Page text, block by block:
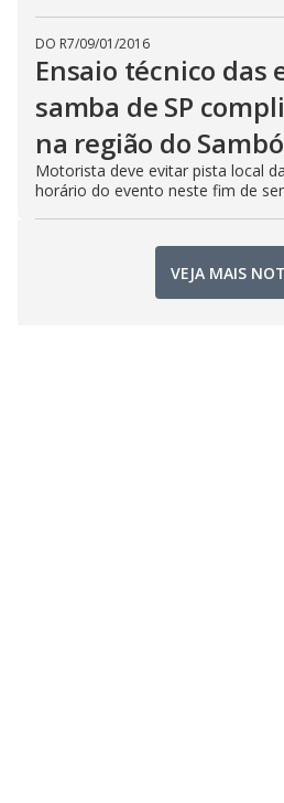
DO R7/09/01/2016
Ensaio técnico das
samba de SP
na região do
Motorista deve evitar pista local
horário do evento neste fim de
VEJA MAIS